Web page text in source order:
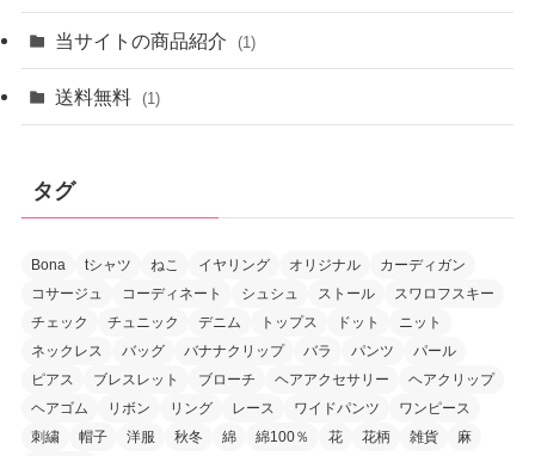
当サイトの商品紹介 (1)
送料無料 (1)
タグ
Bona tシャツ ねこ イヤリング オリジナル
カーディガン
コサージュ
コーディネート シュシュ ストール
スワロフスキー
チェック
チュニック デニム トップス ドット
ニット
ネックレス
バッグ バナナクリップ バラ パンツ
パール
ピアス
ブレスレット ブローチ ヘアアクセサリー
ヘアクリップ
ヘアゴム
リボン リング レース ワイドパンツ
ワンピース
刺繍
帽子 洋服 秋冬 綿 綿100％ 花 花柄 雑貨 麻